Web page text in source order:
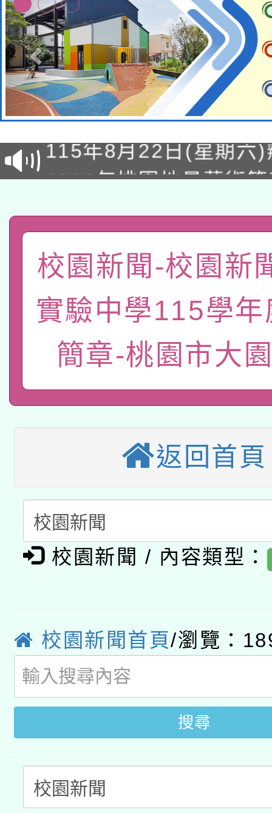
轉知經濟部水利署委託
業技術研究院辦理「
用水績優單位及節水達
動」
115年8月22日(星期六
桃園市孔廟祈福系列
開 智慧啟航」
2026年桃園地景藝術
關事宜
轉知教育部國民及學前
國立臺灣師範大學辦理
年度健康促進學校輔導
業成長研習」實施計畫
函轉國家教育研究院中
原住民族教育政策研討
轉知教育部國民及學前
新北市政府教育局辦理
師專業成長研習實施
方素養工作坊新北場」
函轉國立臺灣師範大學
族語言臺北學習中心
「族語學習班」招生簡
轉知有關國立成功大學
文教學共融平台-教案
件」活動簡章
教育部國民及學前教育
接種對象擴大為「滿6
接種之民眾」措施，延
月28日止
業技術研究院辦理「
用水績優單位及節水達
動」
115年8月22日(星期六
開 智慧啟航」
2026年桃園地景藝術
「2026桃園藝術巡演
關事宜
轉知教育部國民及學前
國立臺灣師範大學辦
業成長研習」實施計畫
函轉國家教育研究院中
族教育國際趨勢與發展
新北市政府教育局辦理
師專業成長研習實施計
方素養工作坊新北場」
函轉國立臺灣師範大學
族語言臺北學習中心
「族語學習班」招生簡
轉知有關國立成功大學
文教學共融平台-教案
教育部國民及學前教育
年度COVID-19疫苗接
接種之民眾」措施，延
校園新聞-校園新
實驗中學115學
簡章-桃園市大
返回首頁
校園新聞 / 內容類型：
校園新聞首頁/瀏覽：
搜尋